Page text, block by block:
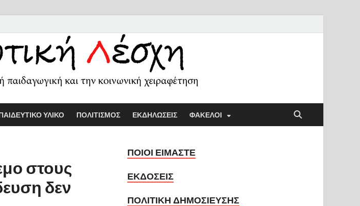
Εκπαιδευτική Λέσχη
ΥΛΙΚΟ ΠΟΛΙΤΙΣΜΟΣ ΕΚΔΗΛΩΣΕΙΣ ΦΑΚΕΛΟΙ
στους
δεν
ΠΟΙΟΙ ΕΙΜΑΣΤΕ
ΕΚΔΟΣΕΙΣ
ΠΟΛΙΤΙΚΗ ΔΗΜΟΣΙΕΥΣΗΣ